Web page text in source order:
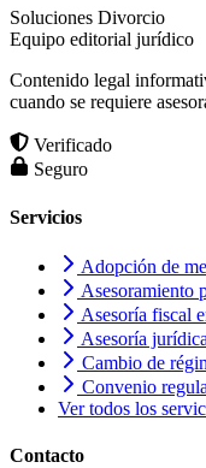
Soluciones Divorcio
Equipo editorial jurídico
Contenido legal
cuando se requiere
Verificado
Seguro
Servicios
Adopción de
Asesoramiento
Asesoría fiscal
Asesoría
Cambio de
Convenio
Ver todos los
Contacto